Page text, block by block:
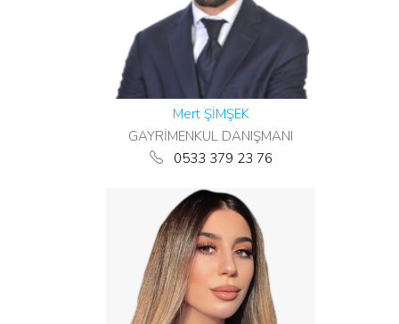
Mert ŞİMŞEK
GAYRİMENKUL DANIŞMANI
0533 379 23 76